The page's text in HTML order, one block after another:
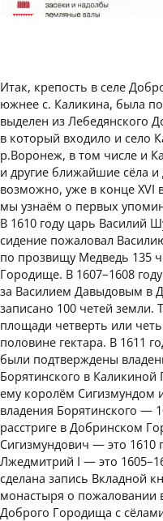
Итак, крепость в селе
южнее с. Каликина, была
выделен из Лебедянского
в который входило и село
р.Воронеж, в том числе и
и другие ближайшие сёла
возможно, уже в конце XVI
мы узнаём о первых
В 1610 году царь Василий
сидение пожаловал
по прозвищу Медведь 135
Городище. В 1607–1608
за Василием Давыдовым в
записано 100 четей
площади четверть или
половине гектара. В 1611
были подтверждены
Борятинского в
ему королём Сигизмундом
владения Борятинского —
расстриге в Добринском
Сигизмундович — это 1610
Лжедмитрий I — это
сделана запись Вкладной
монастыря о пожаловании
Доброго Городища с